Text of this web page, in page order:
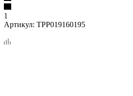
1
Артикул: TPP019160195